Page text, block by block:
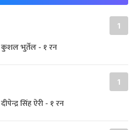
1
भुर्तेल - १ रन
1
सिंह ऐरी - १ रन